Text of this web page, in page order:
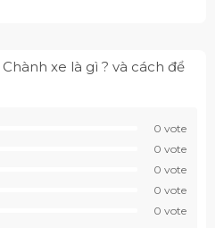
Chành xe là gì ? và cách để
0 vote
0 vote
0 vote
0 vote
0 vote